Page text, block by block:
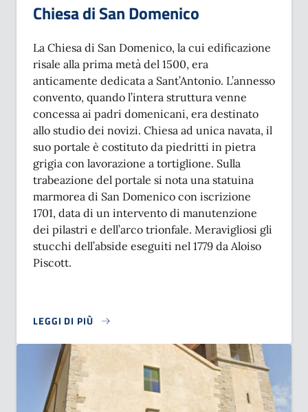
Chiesa di San Domenico
La Chiesa di San Domenico, la cui edificazione
risale alla prima metà del 1500, era
anticamente dedicata a Sant’Antonio. L’annesso
convento, quando l’intera struttura venne
concessa ai padri domenicani, era destinato
allo studio dei novizi. Chiesa ad unica navata, il
suo portale è costituto da piedritti in pietra
grigia con lavorazione a tortiglione. Sulla
trabeazione del portale si nota una statuina
marmorea di San Domenico con iscrizione
1701, data di un intervento di manutenzione
dei pilastri e dell’arco trionfale. Meravigliosi gli
stucchi dell’abside eseguiti nel 1779 da Aloiso
Piscott.
LEGGI DI PIÙ
SU CHIESA DI SAN DOMENICO